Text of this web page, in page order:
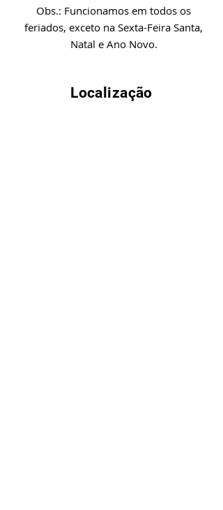
Obs.: Funcionamos em todos os
feriados, exceto na Sexta-Feira Santa,
Natal e Ano Novo.
Localização